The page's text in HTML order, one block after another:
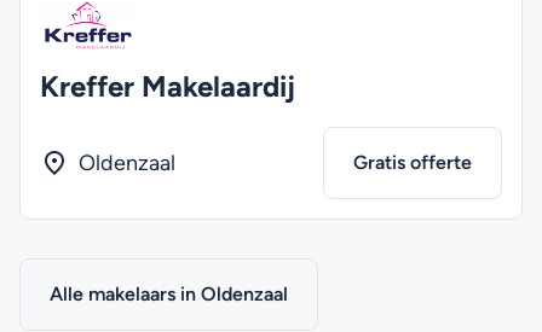
Kreffer Makelaardij
Oldenzaal Gratis offerte
Alle makelaars in Oldenzaal